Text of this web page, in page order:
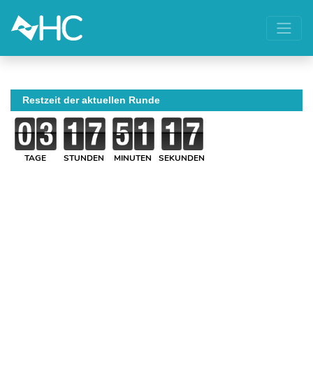
Restzeit der aktuellen Runde
TAGE STUNDEN MINUTEN SEKUNDEN